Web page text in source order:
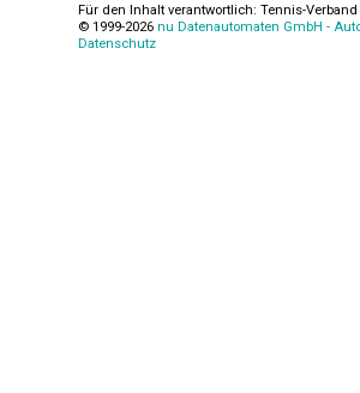
Für den Inhalt verantwortlich: Tennis-
© 1999-2026 nu Datenautomaten GmbH -
Datenschutz